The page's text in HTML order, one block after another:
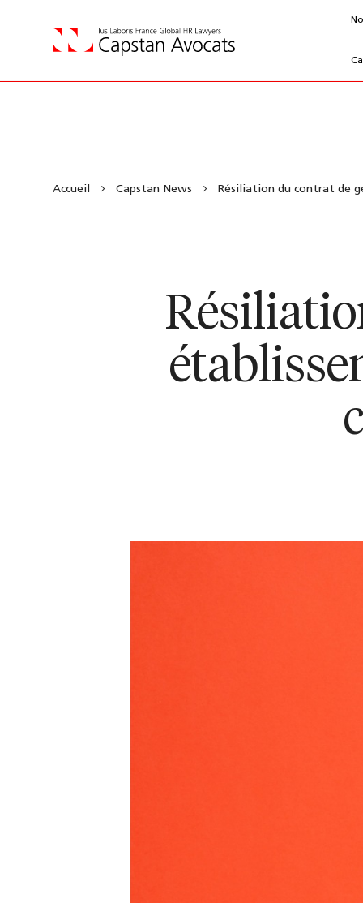
Accueil Capstan News Résiliation du contrat de